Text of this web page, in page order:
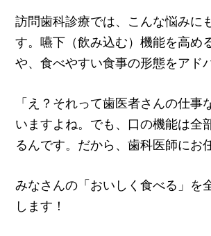
訪問歯科診療では、こんな悩みに
す。嚥下（飲み込む）機能を高め
や、食べやすい食事の形態をアド
「え？それって歯医者さんの仕事
いますよね。でも、口の機能は全
るんです。だから、歯科医師にお
みなさんの「おいしく食べる」を
します！